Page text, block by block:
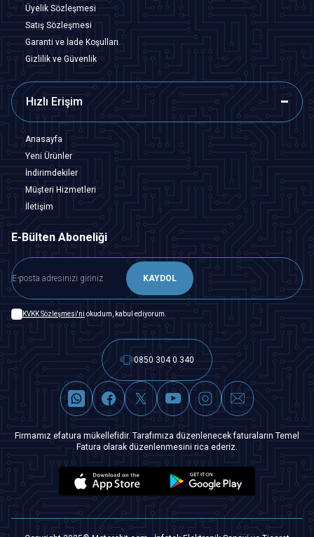
Üyelik Sözleşmesi
Satış Sözleşmesi
Garanti ve İade Koşulları
Gizlilik ve Güvenlik
Hızlı Erişim
Anasayfa
Yeni Ürünler
İndirimdekiler
Müşteri Hizmetleri
İletişim
E-Bülten Aboneliği
KAYDOL
KVKK Sözleşmesi'ni okudum, kabul ediyorum.
0850 304 0 340
Firmamız efatura mükellefidir. Tarafımıza düzenlenecek faturaların Temel
Fatura olarak düzenlenmesini rica ederiz.